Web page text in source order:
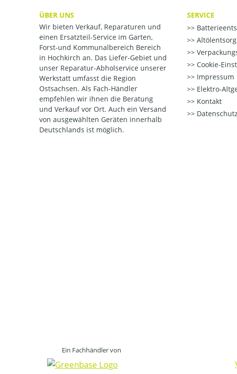
ÜBER UNS
Wir bieten Verkauf, Reparaturen und
einen Ersatzteil-Service im Garten,
Forst-und Kommunalbereich Bereich
in Hochkirch an. Das Liefer-Gebiet und
unser Reparatur-Abholservice unserer
Werkstatt umfasst die Region
Ostsachsen. Als Fach-Händler
empfehlen wir ihnen die Beratung
und Verkauf vor Ort. Auch ein Versand
von ausgewählten Geräten innerhalb
Deutschlands ist möglich.
SERVICE
Cookie-
Impressum
Elektro-
Kontakt
Datenschutz
Ein Fachhändler von